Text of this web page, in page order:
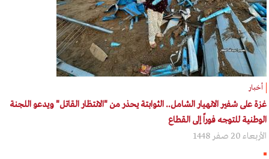
أخبار
غزة على شفير الانهيار الشامل.. الثوابتة يحذر من "الانتظار القاتل" ويدعو اللجنة
الوطنية للتوجه فوراً إلى القطاع
الأربعاء 20 صفر 1448